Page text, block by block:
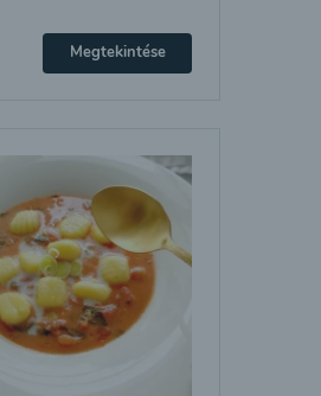
Megtekintése